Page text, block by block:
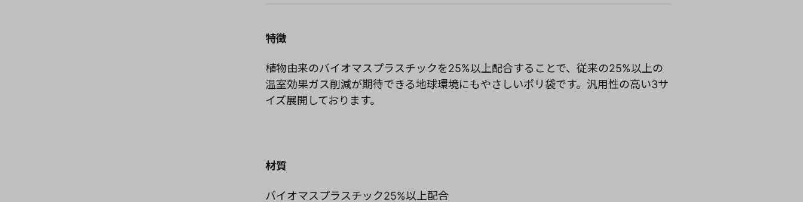
特徴
植物由来のバイオマスプラスチックを25%以上配合することで、従来の25%以上の
温室効果ガス削減が期待できる地球環境にもやさしいポリ袋です。汎用性の高い3サ
イズ展開しております。
材質
バイオマスプラスチック25%以上配合